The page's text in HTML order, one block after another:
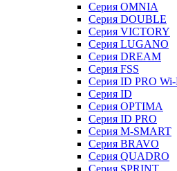
Серия OMNIA
Серия DOUBLE
Серия VICTORY
Серия LUGANO
Серия DREAM
Серия FSS
Серия ID PRO
Серия ID
Серия OPTIMA
Серия ID PRO
Серия M-SMART
Серия BRAVO
Серия QUADRO
Серия SPRINT